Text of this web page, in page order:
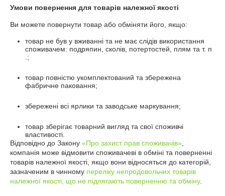
Умови повернення для товарів належної якості
Ви можете повернути товар або обміняти його, якщо:
товар не був у вживанні та не має слідів використання
споживачем: подряпин, сколів, потертостей, плям та т. п
.;
товар повністю укомплектований та збережена
фабричне паковання;
збережені всі ярлики та заводське маркування;
товар зберігає товарний вигляд та свої споживчі
властивості.
Відповідно до Закону «Про захист прав споживачів»
компанія може відмовити споживачеві в обміні та поверненні
товарів належної якості, якщо вони відносяться до категорій,
зазначеним в чинному переліку непродовольчих товарів
належної якості, що не підлягають поверненню та обміну.